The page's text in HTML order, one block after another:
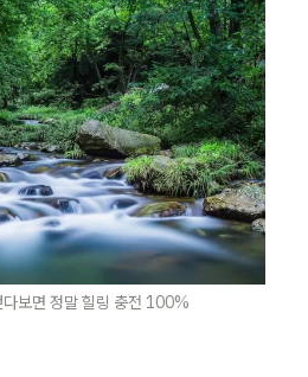
보면 정말 힐링 충전 100%